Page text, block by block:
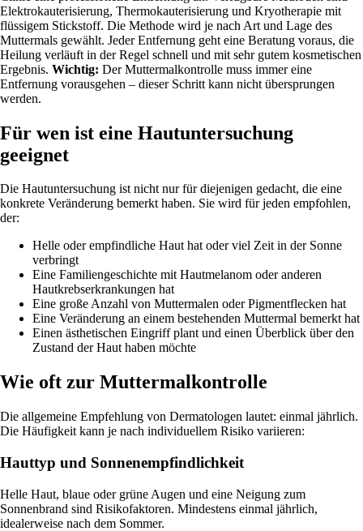
Elektrokauterisierung, Thermokauterisierung und Kryotherapie mit
flüssigem Stickstoff. Die Methode wird je nach Art und Lage des
Muttermals gewählt. Jeder Entfernung geht eine Beratung voraus, die
Heilung verläuft in der Regel schnell und mit sehr gutem kosmetischen
Ergebnis. Wichtig: Der Muttermalkontrolle muss immer eine
Entfernung vorausgehen – dieser Schritt kann nicht übersprungen
werden.
Für wen ist eine Hautuntersuchung
geeignet
Die Hautuntersuchung ist nicht nur für diejenigen gedacht, die eine
konkrete Veränderung bemerkt haben. Sie wird für jeden empfohlen,
der:
Helle oder empfindliche Haut hat oder viel Zeit in der Sonne
verbringt
Eine Familiengeschichte mit Hautmelanom oder anderen
Hautkrebserkrankungen hat
Eine große Anzahl von Muttermalen oder Pigmentflecken hat
Eine Veränderung an einem bestehenden Muttermal bemerkt hat
Einen ästhetischen Eingriff plant und einen Überblick über den
Zustand der Haut haben möchte
Wie oft zur Muttermalkontrolle
Die allgemeine Empfehlung von Dermatologen lautet: einmal jährlich.
Die Häufigkeit kann je nach individuellem Risiko variieren:
Hauttyp und Sonnenempfindlichkeit
Helle Haut, blaue oder grüne Augen und eine Neigung zum
Sonnenbrand sind Risikofaktoren. Mindestens einmal jährlich,
idealerweise nach dem Sommer.